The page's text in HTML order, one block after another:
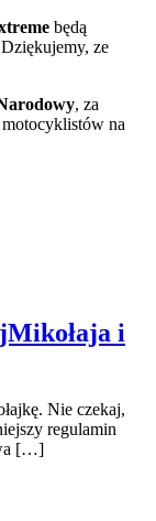
będą
ze
, za
na
i
Nie czekaj,
regulamin
[…]